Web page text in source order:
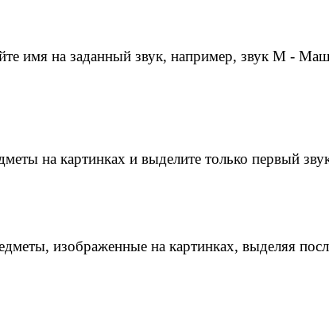
имя на заданный звук, например, звук М
на картинках и выделите только
изображенные на картинках, выделяя